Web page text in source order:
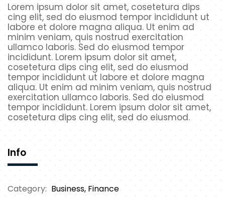
Lorem ipsum dolor sit amet, cosetetura dips
cing elit, sed do eiusmod tempor incididunt ut
labore et dolore magna aliqua. Ut enim ad
minim veniam, quis nostrud exercitation
ullamco laboris. Sed do eiusmod tempor
incididunt. Lorem ipsum dolor sit amet,
cosetetura dips cing elit, sed do eiusmod
tempor incididunt ut labore et dolore magna
aliqua. Ut enim ad minim veniam, quis nostrud
exercitation ullamco laboris. Sed do eiusmod
tempor incididunt. Lorem ipsum dolor sit amet,
cosetetura dips cing elit, sed do eiusmod.
Info
Category: Business, Finance